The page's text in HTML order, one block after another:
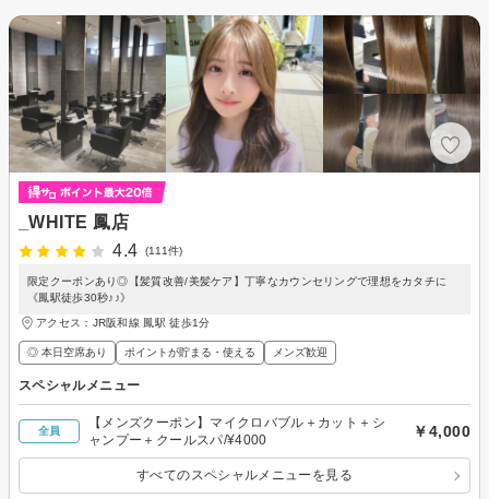
_WHITE 鳳店
4.4
(111件)
限定クーポンあり◎【髪質改善/美髪ケア】丁寧なカウンセリングで理想をカタチに
《鳳駅徒歩30秒♪♪》
アクセス：JR阪和線 鳳駅 徒歩1分
◎ 本日空席あり ポイントが貯まる・使える メンズ歓迎
スペシャルメニュー
全員
【メンズクーポン】マイクロバブル＋カット＋シ
ャンプー＋クールスパ/¥4000
￥4,000
すべてのスペシャルメニューを見る